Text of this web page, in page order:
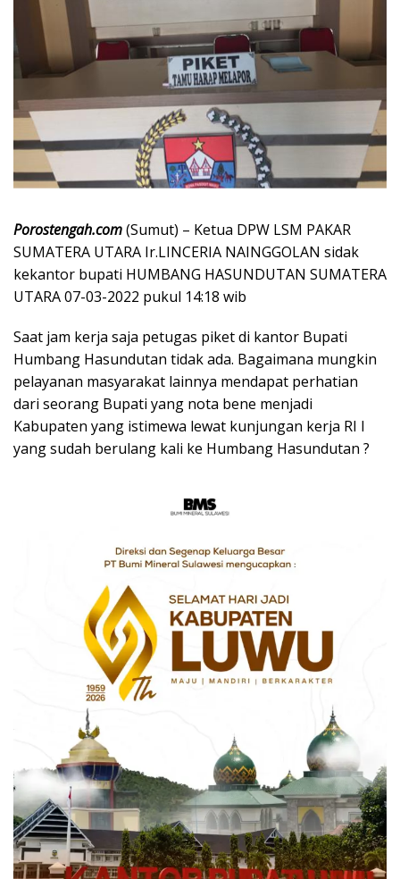
Porostengah.com(Sumut) – Ketua DPW LSM PAKAR
SUMATERA UTARA Ir.LINCERIA NAINGGOLAN sidak
kekantor bupati HUMBANG HASUNDUTAN SUMATERA
UTARA 07-03-2022 pukul 14:18 wib
Saat jam kerja saja petugas piket di kantor Bupati
Humbang Hasundutan tidak ada. Bagaimana mungkin
pelayanan masyarakat lainnya mendapat perhatian
dari seorang Bupati yang nota bene menjadi
Kabupaten yang istimewa lewat kunjungan kerja RI I
yang sudah berulang kali ke Humbang Hasundutan ?